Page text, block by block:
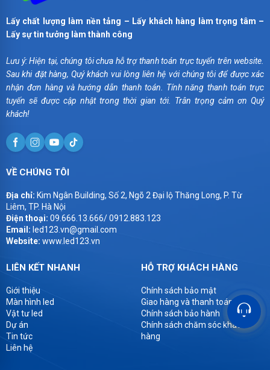
Lấy chất lượng làm nền tảng – Lấy khách hàng làm trọng tâm –
Lấy sự tin tưởng làm thành công
Lưu ý: Hiện tại, chúng tôi chưa hỗ trợ thanh toán trực tuyến trên website.
Sau khi đặt hàng, Quý khách vui lòng liên hệ với chúng tôi để được xác
nhận đơn hàng và hướng dẫn thanh toán. Tính năng thanh toán trực
tuyến sẽ được cập nhật trong thời gian tới. Trân trọng cảm ơn Quý
khách!
VỀ CHÚNG TÔI
Địa chỉ: Kim Ngân Building, Số 2, Ngõ 2 Đại lộ Thăng Long, P. Từ
Liêm, TP. Hà Nội
Điện thoại: 09.666.13.666/ 0912.883.123
Email: led123.vn@gmail.com
Website: www.led123.vn
LIÊN KẾT NHANH
Giới thiệu
Màn hình led
Vật tư led
Dự án
Tin tức
Liên hệ
HỖ TRỢ KHÁCH HÀNG
Chính sách bảo mật
Giao hàng và thanh toán
Chính sách bảo hành
Chính sách chăm sóc khách
hàng